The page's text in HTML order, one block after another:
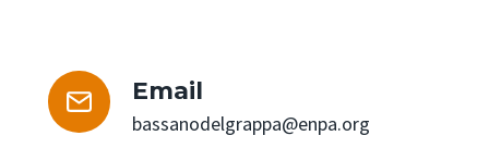
Email
bassanodelgrappa@enpa.org